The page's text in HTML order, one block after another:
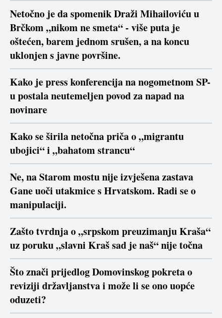
Netočno je da spomenik Draži Mihailoviću u
Brčkom „nikom ne smeta“ - više puta je
oštećen, barem jednom srušen, a na koncu
uklonjen s javne površine.
Kako je press konferencija na nogometnom SP-
u postala neutemeljen povod za napad na
novinare
Kako se širila netočna priča o „migrantu
ubojici“ i „bahatom strancu“
Ne, na Starom mostu nije izvješena zastava
Gane uoči utakmice s Hrvatskom. Radi se o
manipulaciji.
Zašto tvrdnja o „srpskom preuzimanju Kraša“
uz poruku „slavni Kraš sad je naš“ nije točna
Što znači prijedlog Domovinskog pokreta o
reviziji državljanstva i može li se ono uopće
oduzeti?